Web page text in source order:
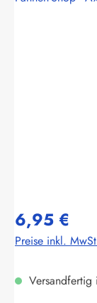
6,95 €
Preise inkl.
Versandfertig